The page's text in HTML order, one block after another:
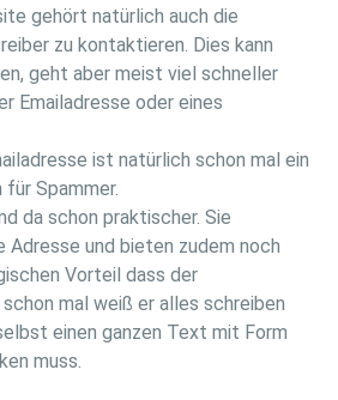
gehört natürlich auch die
zu kontaktieren. Dies kann
geht aber meist viel schneller
Emailadresse oder eines
ist natürlich schon mal ein
Spammer.
da schon praktischer. Sie
Adresse und bieten zudem noch
Vorteil dass der
mal weiß er alles schreiben
einen ganzen Text mit Form
muss.